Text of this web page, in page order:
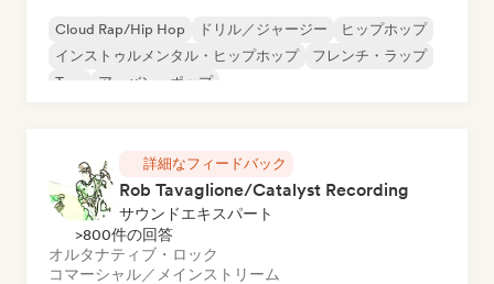
Cloud Rap/Hip Hop ドリル／ジャージー
ヒップホップ
インストゥルメンタル・ヒップホップ
フレンチ・ラップ
Trap
アーバン・ポップ
詳細なフィードバック
Rob Tavaglione/Catalyst Recording
サウンドエキスパート
>800件の回答
オルタナティブ・ロック
コマーシャル／メインストリーム